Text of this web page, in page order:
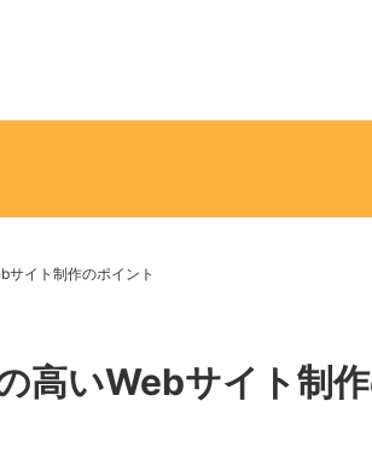
サイト制作のポイント
高いWebサイト制